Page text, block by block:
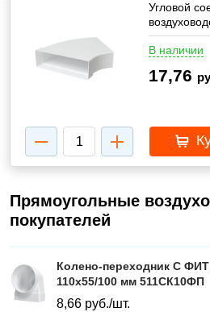
Угловой
В наличии
17,76
Прямоугольные
покупателей
Колено-переходник С
110х55/100 мм 511СК10ФП
8,66 руб./шт.